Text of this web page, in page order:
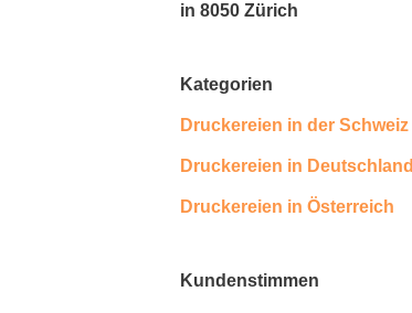
in 8050 Zürich
Kategorien
Druckereien in der Schweiz
Druckereien in Deutschland
Druckereien in Österreich
Kundenstimmen